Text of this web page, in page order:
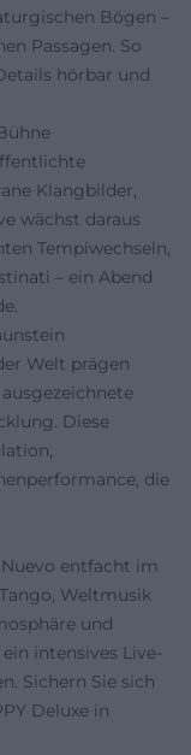
Bögen –
Passagen. So
hörbar und
Klangbilder,
wächst daraus
Tempiwechseln,
– ein Abend
Welt prägen
Diese
die
entfacht im
Weltmusik
und
intensives Live-
Sichern Sie sich
Deluxe in